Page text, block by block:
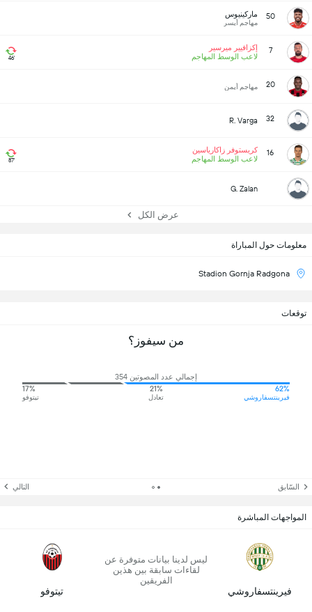
50 ماركينيوس
مهاجم أيسر
7
إكزافيير ميرسير
لاعب الوسط المهاجم
46'
20 مهاجم أيمن
32
R. Varga
16
كريستوفر زاكارياسين
لاعب الوسط المهاجم
87'
G. Zalan
عرض الكل
معلومات حول المباراة
Stadion Gornja Radgona
توقعات
من سيفوز؟
إجمالي عدد المصوتين 354
62%
فيرينتسفاروشي
21%
تعادل
17%
تيتوفو
السّابق التالي
المواجهات المباشرة
فيرينتسفاروشي
ليس لدينا بيانات متوفرة عن
لقاءات سابقة بين هذين
الفريقين
تيتوفو